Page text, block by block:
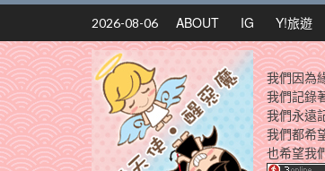
Skip
content
2026-08-06 ABOUT IG Y!旅遊
我們因為
我們記錄
我們永遠
我們都希
也希望我